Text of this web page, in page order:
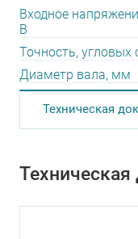
Входное
В
Точность, угловых
Диаметр вала, мм
Техническая